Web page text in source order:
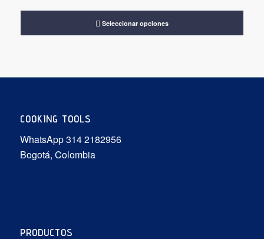
desde
$69.900
Seleccionar opciones
COOKING TOOLS
WhatsApp 314 2182956
Bogotá, Colombia
PRODUCTOS